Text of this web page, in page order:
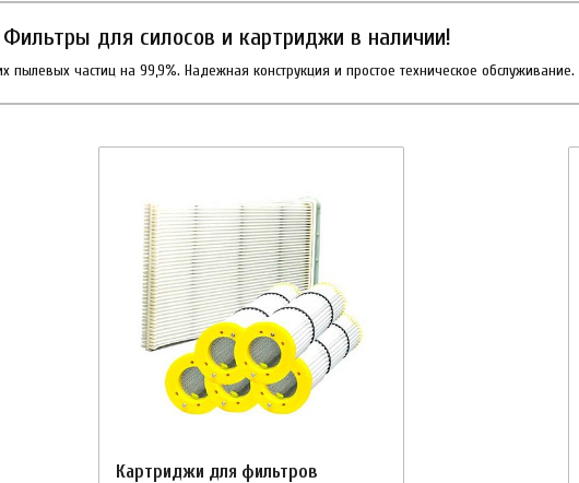
Фильтры для силосов и картриджи в наличии!
пылевых частиц на 99,9%. Надежная конструкция и простое техническое обслуживание.
Картриджи для фильтров